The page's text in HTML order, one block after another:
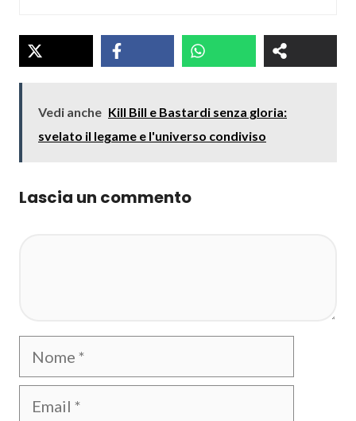
Vedi anche Kill Bill e Bastardi senza gloria:
svelato il legame e l'universo condiviso
Lascia un commento
Nome
Email